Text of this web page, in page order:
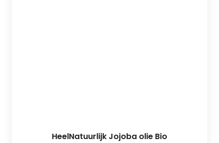
HeelNatuurlijk Jojoba olie Bio